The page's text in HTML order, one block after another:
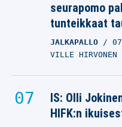
seurapomo
tunteikkaat
JALKAPALLO
VILLE HIRVONEN
IS: Olli
HIFK:n